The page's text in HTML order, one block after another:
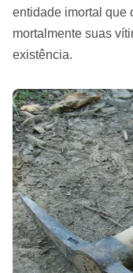
entidade imortal que
mortalmente suas
existência.